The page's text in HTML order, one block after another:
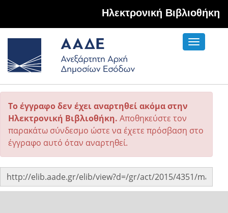
Hλεκτρονική Βιβλιοθήκη
Toggle
Το έγγραφο δεν έχει αναρτηθεί ακόμα στην
Ηλεκτρονική Βιβλιοθήκη. Αποθηκεύστε τον
παρακάτω σύνδεσμο ώστε να έχετε πρόσβαση στο
έγγραφο αυτό όταν αναρτηθεί.